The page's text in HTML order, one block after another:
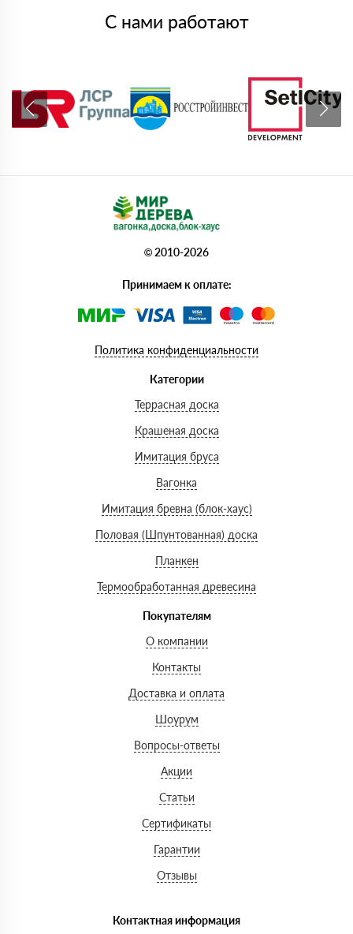
С нами работают
© 2010-2026
Принимаем к оплате:
Политика конфиденциальности
Категории
Террасная доска
Крашеная доска
Имитация бруса
Вагонка
Имитация бревна (блок-хаус)
Половая (Шпунтованная) доска
Планкен
Термообработанная древесина
Покупателям
О компании
Контакты
Доставка и оплата
Шоурум
Вопросы-ответы
Акции
Статьи
Сертификаты
Гарантии
Отзывы
Контактная информация